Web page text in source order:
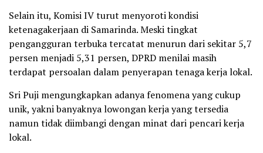
Selain itu, Komisi IV turut menyoroti kondisi
ketenagakerjaan di Samarinda. Meski tingkat
pengangguran terbuka tercatat menurun dari sekitar 5,7
persen menjadi 5,31 persen, DPRD menilai masih
terdapat persoalan dalam penyerapan tenaga kerja lokal.
Sri Puji mengungkapkan adanya fenomena yang cukup
unik, yakni banyaknya lowongan kerja yang tersedia
namun tidak diimbangi dengan minat dari pencari kerja
lokal.